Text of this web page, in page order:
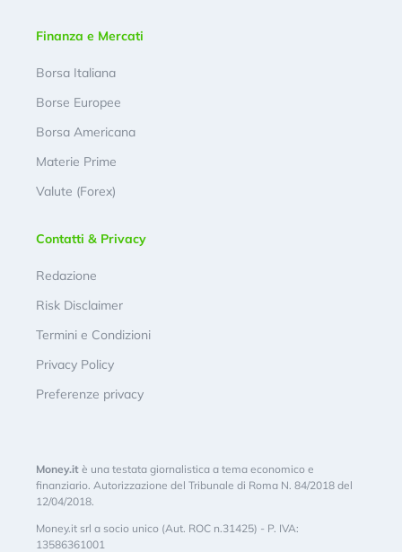
Finanza e Mercati
Borsa Italiana
Borse Europee
Borsa Americana
Materie Prime
Valute (Forex)
Contatti & Privacy
Redazione
Risk Disclaimer
Termini e Condizioni
Privacy Policy
Preferenze privacy
Money.it è una testata giornalistica a tema economico e
finanziario. Autorizzazione del Tribunale di Roma N. 84/2018 del
12/04/2018.
Money.it srl a socio unico (Aut. ROC n.31425) - P. IVA:
13586361001